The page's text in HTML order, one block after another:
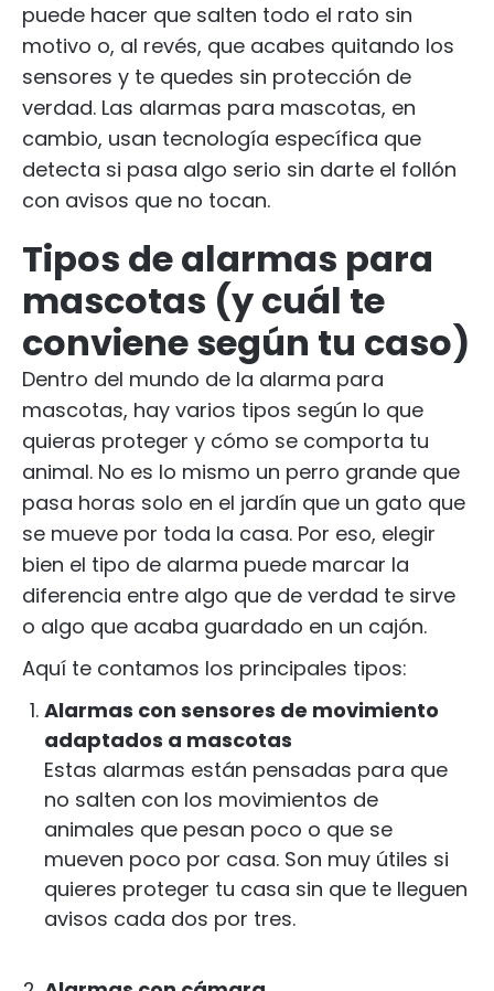
puede hacer que salten todo el rato sin
motivo o, al revés, que acabes quitando los
sensores y te quedes sin protección de
verdad. Las alarmas para mascotas, en
cambio, usan tecnología específica que
detecta si pasa algo serio sin darte el follón
con avisos que no tocan.
Tipos de alarmas para
mascotas (y cuál te
conviene según tu caso)
Dentro del mundo de la alarma para
mascotas, hay varios tipos según lo que
quieras proteger y cómo se comporta tu
animal. No es lo mismo un perro grande que
pasa horas solo en el jardín que un gato que
se mueve por toda la casa. Por eso, elegir
bien el tipo de alarma puede marcar la
diferencia entre algo que de verdad te sirve
o algo que acaba guardado en un cajón.
Aquí te contamos los principales tipos:
Alarmas con sensores de movimiento
adaptados a mascotas
Estas alarmas están pensadas para que
no salten con los movimientos de
animales que pesan poco o que se
mueven poco por casa. Son muy útiles si
quieres proteger tu casa sin que te lleguen
avisos cada dos por tres.